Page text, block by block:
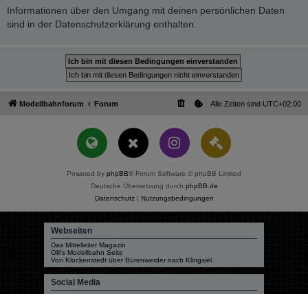
Informationen über den Umgang mit deinen persönlichen Daten
sind in der Datenschutzerklärung enthalten.
Modellbahnforum Forum Alle Zeiten sind UTC+02:00
Powered by phpBB® Forum Software © phpBB Limited
Deutsche Übersetzung durch phpBB.de
Datenschutz| Nutzungsbedingungen
Webseiten
Das Mittelleiter Magazin
Olli's Modellbahn Seite
Von Klockenstedt über Bürenwerder nach Klingsiel
Social Media